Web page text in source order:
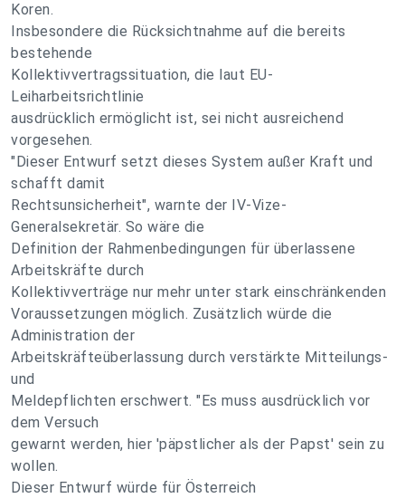
Koren.
Insbesondere die Rücksichtnahme auf die bereits
bestehende
Kollektivvertragssituation, die laut EU-
Leiharbeitsrichtlinie
ausdrücklich ermöglicht ist, sei nicht ausreichend
vorgesehen.
"Dieser Entwurf setzt dieses System außer Kraft und
schafft damit
Rechtsunsicherheit", warnte der IV-Vize-
Generalsekretär. So wäre die
Definition der Rahmenbedingungen für überlassene
Arbeitskräfte durch
Kollektivverträge nur mehr unter stark einschränkenden
Voraussetzungen möglich. Zusätzlich würde die
Administration der
Arbeitskräfteüberlassung durch verstärkte Mitteilungs-
und
Meldepflichten erschwert. "Es muss ausdrücklich vor
dem Versuch
gewarnt werden, hier 'päpstlicher als der Papst' sein zu
wollen.
Dieser Entwurf würde für Österreich